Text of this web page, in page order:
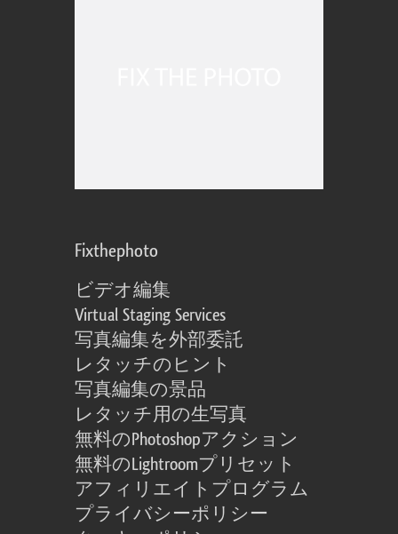
Fixthephoto
ビデオ編集
Virtual Staging Services
写真編集を外部委託
レタッチのヒント
写真編集の景品
レタッチ用の生写真
無料のPhotoshopアクション
無料のLightroomプリセット
アフィリエイトプログラム
プライバシーポリシー